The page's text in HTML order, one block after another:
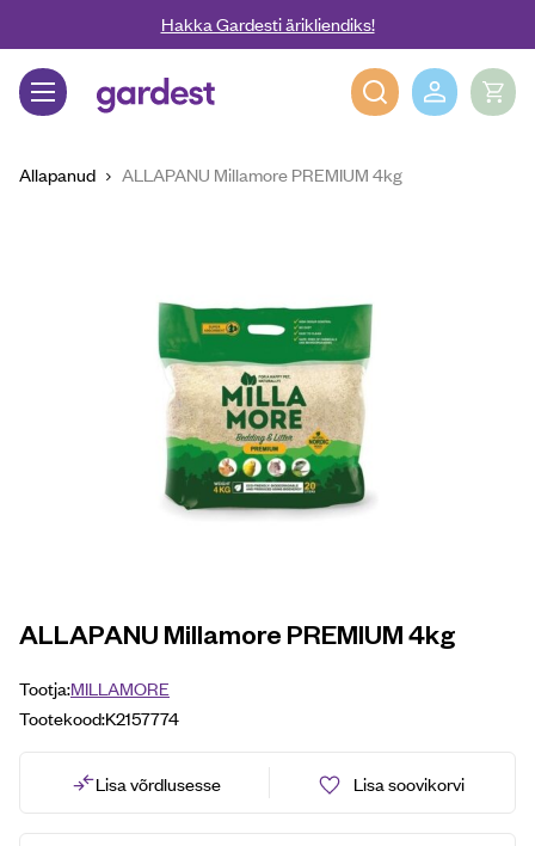
Liigu edasi põhisisu juurdeHakka Gardesti ärikliendiks!
Gardest
Allapanud ALLAPANU Millamore PREMIUM 4kg
ALLAPANU Millamore PREMIUM 4kg
Tootja:MILLAMORE
Tootekood:K2157774
Lisa võrdlusesse Lisa soovikorvi